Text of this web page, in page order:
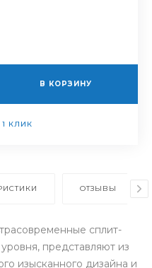
В КОРЗИНУ
КЛИК
ОТЗЫВЫ
сплит-
представляют из
изысканного дизайна и